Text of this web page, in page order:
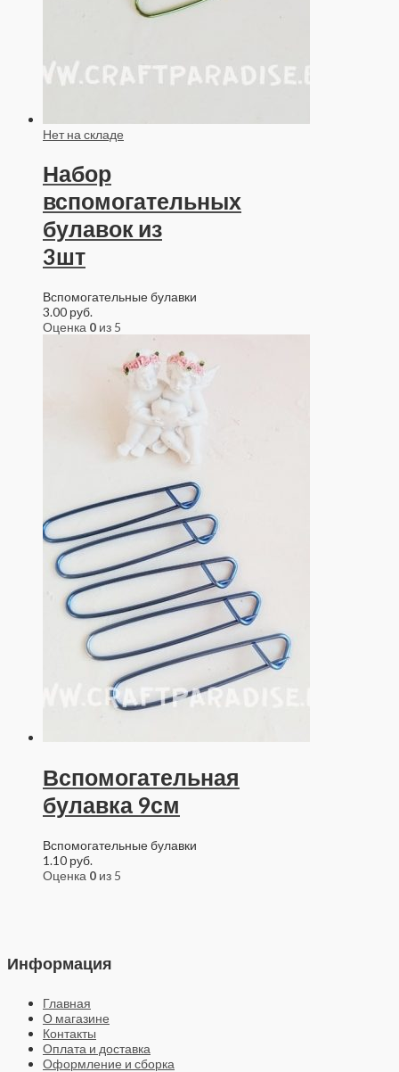
Нет на складе
Набор
вспомогательных
булавок из
3шт
Вспомогательные булавки
3.00 руб.
Оценка 0 из 5
Вспомогательная
булавка 9см
Вспомогательные булавки
1.10 руб.
Оценка 0 из 5
Информация
Главная
О магазине
Контакты
Оплата и доставка
Оформление и сборка